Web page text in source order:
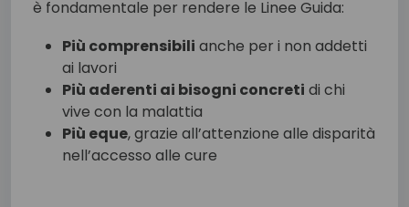
è fondamentale per rendere le Linee Guida:
Più comprensibili anche per i non addetti
ai lavori
Più aderenti ai bisogni concreti di chi
vive con la malattia
Più eque, grazie all’attenzione alle disparità
nell’accesso alle cure